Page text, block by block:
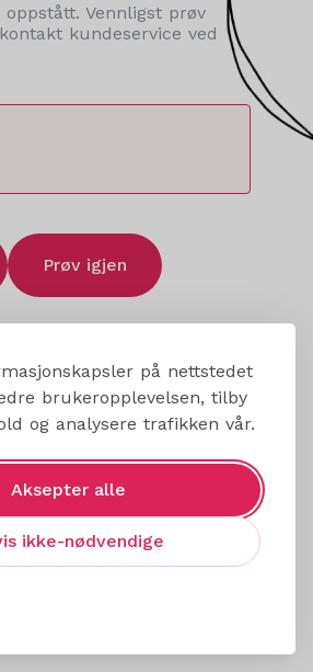
på nettstedet
brukeropplevelsen, tilby
og analysere trafikken vår.
Aksepter alle
ikke-nødvendige
Vennligst prøv
kundeservice ved
Prøv igjen